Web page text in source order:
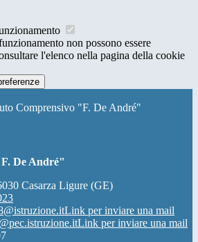
non possono essere
l'elenco nella pagina della cookie
Comprensivo "F. De André"
De André"
Casarza Ligure (GE)
Link per inviare una mail
Link per inviare una mail